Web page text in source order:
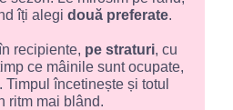
îți alegi două preferate.
recipiente, pe straturi, cu
ce mâinile sunt ocupate,
încetinește și totul
ritm mai blând.